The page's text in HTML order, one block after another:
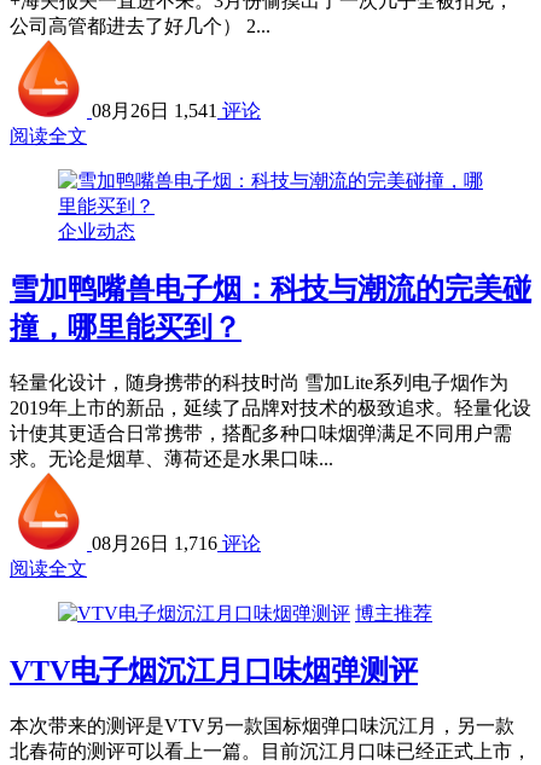
公司高管都进去了好几个） 2...
08月26日 1,541 评论
阅读全文
企业动态
雪加鸭嘴兽电子烟：科技与潮流的完美碰
撞，哪里能买到？
轻量化设计，随身携带的科技时尚 雪加Lite系列电子烟作为
2019年上市的新品，延续了品牌对技术的极致追求。轻量化设
计使其更适合日常携带，搭配多种口味烟弹满足不同用户需
求。无论是烟草、薄荷还是水果口味...
08月26日 1,716 评论
阅读全文
博主推荐
VTV电子烟沉江月口味烟弹测评
本次带来的测评是VTV另一款国标烟弹口味沉江月，另一款
北春荷的测评可以看上一篇。目前沉江月口味已经正式上市，